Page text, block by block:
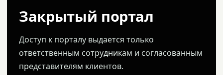
Закрытый портал
Доступ к порталу выдается только
ответственным сотрудникам и согласованным
представителям клиентов.